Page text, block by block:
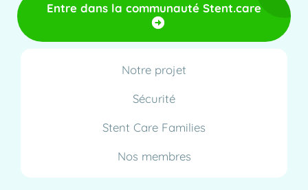
Entre dans la communauté Stent.care
Notre projet
Sécurité
Stent Care Families
Nos membres